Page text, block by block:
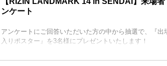
ンケート
アンケートにご回答いただいた方の中から抽選で、『出
入りポスター』を3名様にプレゼントいたします！
※回答はお一人様1回となります。